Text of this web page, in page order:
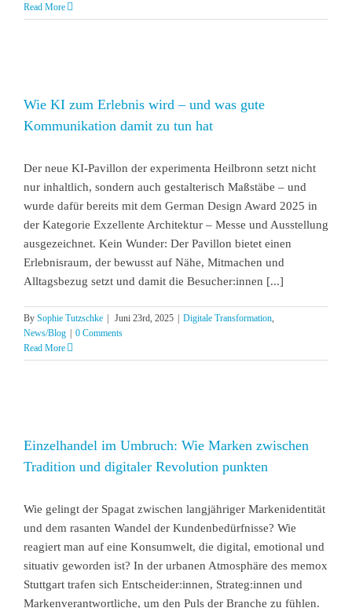
Read More
Wie KI zum Erlebnis wird – und was gute
Kommunikation damit zu tun hat
Der neue KI-Pavillon der experimenta Heilbronn setzt nicht
nur inhaltlich, sondern auch gestalterisch Maßstäbe – und
wurde dafür bereits mit dem German Design Award 2025 in
der Kategorie Exzellente Architektur – Messe und Ausstellung
ausgezeichnet. Kein Wunder: Der Pavillon bietet einen
Erlebnisraum, der bewusst auf Nähe, Mitmachen und
Alltagsbezug setzt und damit die Besucher:innen [...]
By Sophie Tutzschke | Juni 23rd, 2025 | Digitale Transformation
News/Blog | 0 Comments
Read More
Einzelhandel im Umbruch: Wie Marken zwischen
Tradition und digitaler Revolution punkten
Wie gelingt der Spagat zwischen langjähriger Markenidentität
und dem rasanten Wandel der Kundenbedürfnisse? Wie
reagiert man auf eine Konsumwelt, die digital, emotional und
situativ geworden ist? In der urbanen Atmosphäre des memox
Stuttgart trafen sich Entscheider:innen, Strateg:innen und
Markenverantwortliche, um den Puls der Branche zu fühlen.